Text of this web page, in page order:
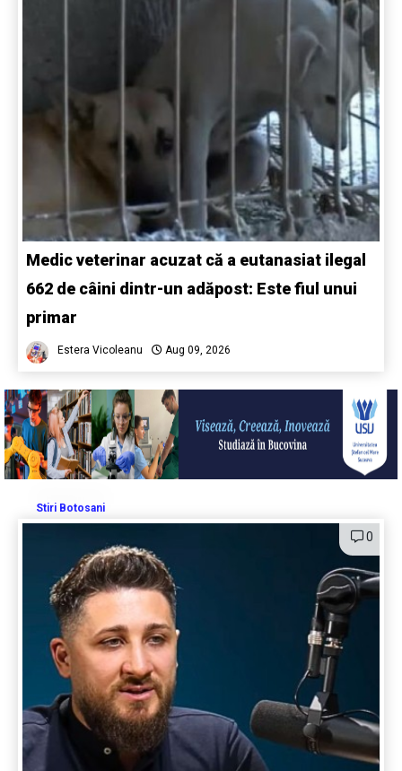
Medic veterinar acuzat că a eutanasiat ilegal
662 de câini dintr-un adăpost: Este fiul unui
primar
Estera Vicoleanu Aug 09, 2026
Stiri Botosani
0